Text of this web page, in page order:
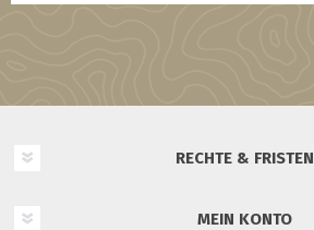
RECHTE & FRISTEN
MEIN KONTO